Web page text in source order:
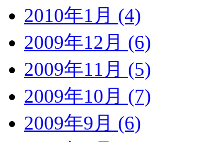
2010年1月 (4)
2009年12月 (6)
2009年11月 (5)
2009年10月 (7)
2009年9月 (6)